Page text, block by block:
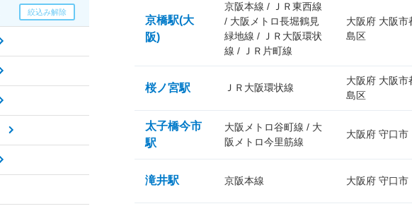
京橋駅(大
阪)
京阪本線 / ＪＲ東西線
/ 大阪メトロ長堀鶴見
緑地線 / ＪＲ大阪環状
線 / ＪＲ片町線
大阪府 大阪市
島区
桜ノ宮駅 ＪＲ大阪環状線
大阪府 大阪市
島区
太子橋今市
駅
大阪メトロ谷町線 / 大
阪メトロ今里筋線
大阪府 守口市
滝井駅 京阪本線 大阪府 守口市